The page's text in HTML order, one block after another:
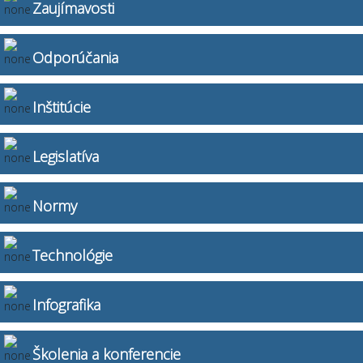
Zaujímavosti
Odporúčania
Inštitúcie
Legislatíva
Normy
Technológie
Infografika
Školenia a konferencie